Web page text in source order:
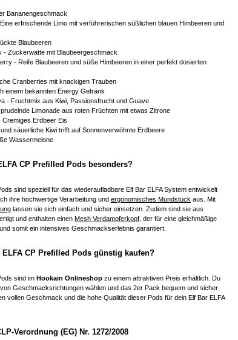
Bananengeschmack
erfrischende Limo mit verführerischen süßlichen blauen Himbeeren und
Blaubeeren
- Zuckerwatte mit Blaubeergeschmack
- Reife Blaubeeren und süße Himbeeren in einer perfekt dosierten
Cranberries mit knackigen Trauben
einem bekannten Energy Getränk
- Fruchtmix aus Kiwi, Passionsfrucht und Guave
Limonade aus roten Früchten mit etwas Zitrone
Erdbeer Eis
säuerliche Kiwi trifft auf Sonnenverwöhnte Erdbeere
Wassermelone
CP Prefilled Pods besonders?
sind speziell für das wiederaufladbare Elf Bar ELFA System entwickelt
ihre hochwertige Verarbeitung und ergonomisches Mundstück aus. Mit
lassen sie sich einfach und sicher einsetzen. Zudem sind sie aus
und enthalten einen Mesh Verdampferkopf , der für eine gleichmäßige
somit ein intensives Geschmackserlebnis garantiert.
CP Prefilled Pods günstig kaufen?
sind im Hookain Onlineshop zu einem attraktiven Preis erhältlich. Du
Geschmacksrichtungen wählen und das 2er Pack bequem und sicher
vollen Geschmack und die hohe Qualität dieser Pods für dein Elf Bar ELFA
Verordnung (EG) Nr. 1272/2008